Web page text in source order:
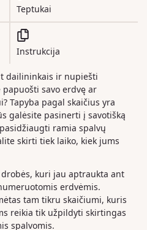
Teptukai
Instrukcija
dailininkais ir nupiešti
savo erdvę ar
Tapyba pagal skaičius yra
galėsite pasinerti į savotišką
ramia spalvų
skirti tiek laiko, kiek jums
drobės, kuri jau aptraukta ant
erdvėmis.
tam tikru skaičiumi, kuris
reikia tik užpildyti skirtingas
spalvomis.